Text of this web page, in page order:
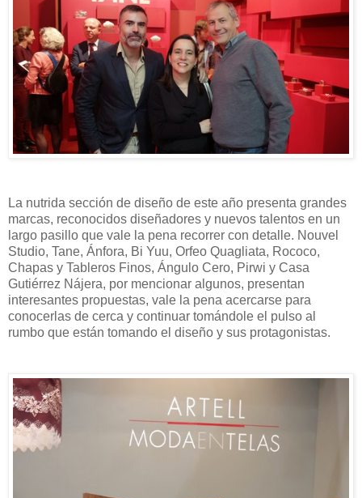
La nutrida sección de diseño de este año presenta grandes
marcas, reconocidos diseñadores y nuevos talentos en un
largo pasillo que vale la pena recorrer con detalle. Nouvel
Studio, Tane, Ánfora, Bi Yuu, Orfeo Quagliata, Rococo,
Chapas y Tableros Finos, Ángulo Cero, Pirwi y Casa
Gutiérrez Nájera, por mencionar algunos, presentan
interesantes propuestas, vale la pena acercarse para
conocerlas de cerca y continuar tomándole el pulso al
rumbo que están tomando el diseño y sus protagonistas.